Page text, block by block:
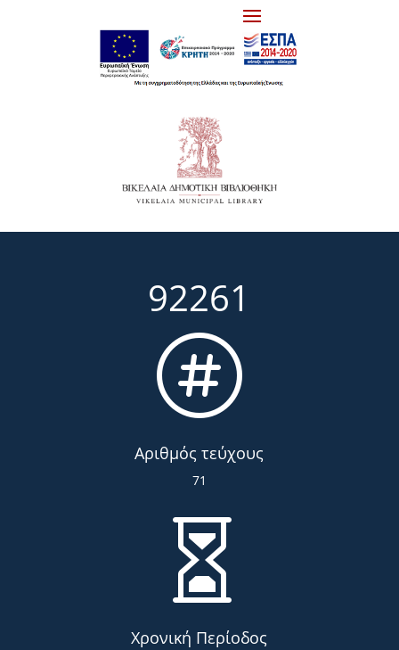
92261

Αριθμός τεύχους
71

Χρονική Περίοδος